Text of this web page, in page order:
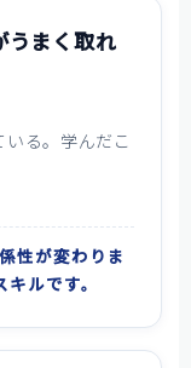
うまく取れ
る。学んだこ
性が変わりま
ルです。